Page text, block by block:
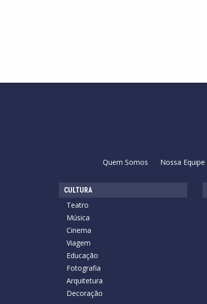
Quem Somos Nossa Equipe
CULTURA
Teatro
Música
Cinema
Viagem
Educação
Fotografia
Arquitetura
Decoração